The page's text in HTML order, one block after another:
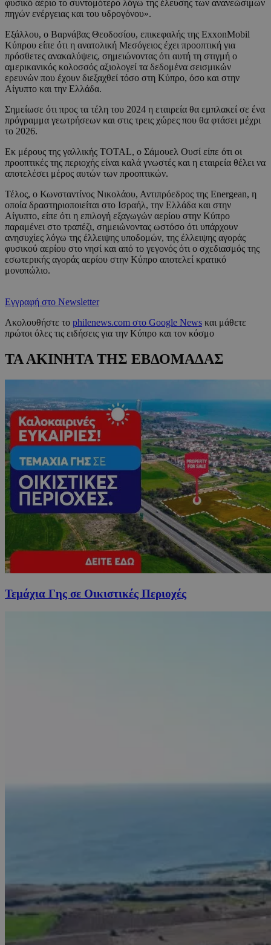
φυσικό αέριο το συντομότερο λόγω της έλευσης των ανανεώσιμων
πηγών ενέργειας και του υδρογόνου».
Εξάλλου, o Βαρνάβας Θεοδοσίου, επικεφαλής της ExxonMobil
Κύπρου είπε ότι η ανατολική Μεσόγειος έχει προοπτική για
πρόσθετες ανακαλύψεις, σημειώνοντας ότι αυτή τη στιγμή ο
αμερικανικός κολοσσός αξιολογεί τα δεδομένα σεισμικών
ερευνών που έχουν διεξαχθεί τόσο στη Κύπρο, όσο και στην
Αίγυπτο και την Ελλάδα.
Σημείωσε ότι προς τα τέλη του 2024 η εταιρεία θα εμπλακεί σε ένα
πρόγραμμα γεωτρήσεων και στις τρεις χώρες που θα φτάσει μέχρι
το 2026.
Εκ μέρους της γαλλικής TOTAL, ο Σάμουελ Ουσί είπε ότι οι
προοπτικές της περιοχής είναι καλά γνωστές και η εταιρεία θέλει να
αποτελέσει μέρος αυτών των προοπτικών.
Τέλος, ο Κωνσταντίνος Νικολάου, Αντιπρόεδρος της Energean, η
οποία δραστηριοποιείται στο Ισραήλ, την Ελλάδα και στην
Αίγυπτο, είπε ότι η επιλογή εξαγωγών αερίου στην Κύπρο
παραμένει στο τραπέζι, σημειώνοντας ωστόσο ότι υπάρχουν
ανησυχίες λόγω της έλλειψης υποδομών, της έλλειψης αγοράς
φυσικού αερίου στο νησί και από το γεγονός ότι ο σχεδιασμός της
εσωτερικής αγοράς αερίου στην Κύπρο αποτελεί κρατικό
μονοπώλιο.
Εγγραφή στο Newsletter
Ακολουθήστε το philenews.com στο Google News και μάθετε
πρώτοι όλες τις ειδήσεις για την Κύπρο και τον κόσμο
ΤΑ ΑΚΙΝΗΤΑ ΤΗΣ ΕΒΔΟΜΑΔΑΣ
Τεμάχια Γης σε Οικιστικές Περιοχές